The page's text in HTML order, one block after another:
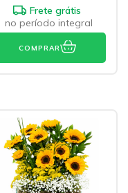
Frete grátis
no período integral
COMPRAR